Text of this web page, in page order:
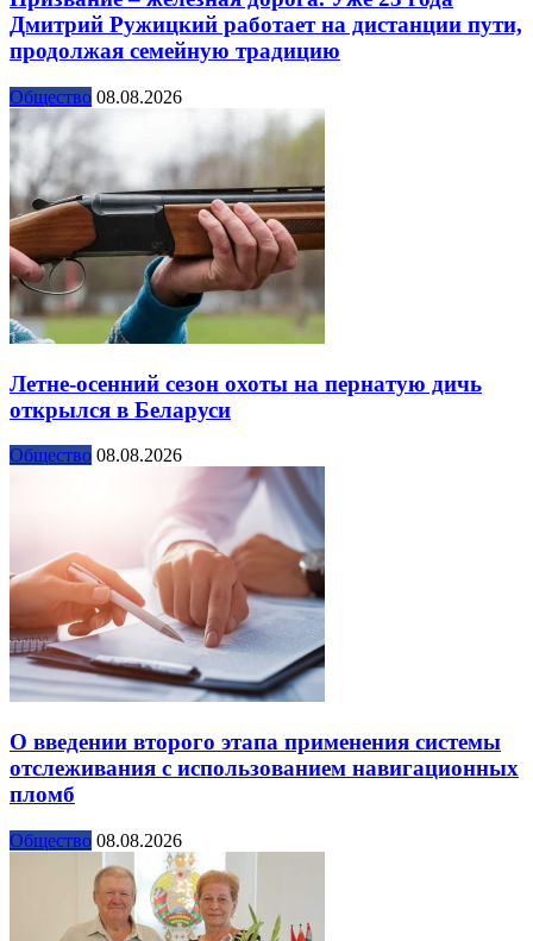
Дмитрий Ружицкий работает на дистанции пути,
продолжая семейную традицию
Общество 08.08.2026
Летне-осенний сезон охоты на пернатую дичь
открылся в Беларуси
Общество 08.08.2026
О введении второго этапа применения системы
отслеживания с использованием навигационных
пломб
Общество 08.08.2026